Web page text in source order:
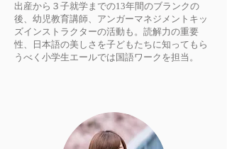
出産から３子就学までの13年間のブランクの
後、幼児教育講師、アンガーマネジメントキッ
ズインストラクターの活動も。読解力の重要
性、日本語の美しさを子どもたちに知ってもら
うべく小学生エールでは国語ワークを担当。